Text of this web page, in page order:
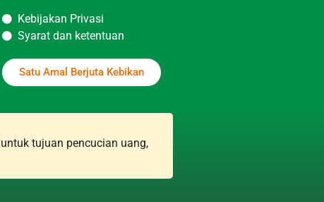
Kebijakan Privasi
Syarat dan ketentuan
Satu Amal Berjuta Kebikan
tujuan pencucian uang,